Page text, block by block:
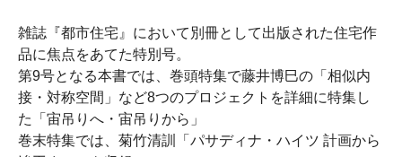
雑誌『都市住宅』において別冊として出版された住宅作
品に焦点をあてた特別号。
第9号となる本書では、巻頭特集で藤井博巳の「相似内
接・対称空間」など8つのプロジェクトを詳細に特集し
た「宙吊りへ・宙吊りから」
巻末特集では、菊竹清訓「パサディナ・ハイツ 計画から